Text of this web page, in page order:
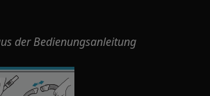
der Bedienungsanleitung